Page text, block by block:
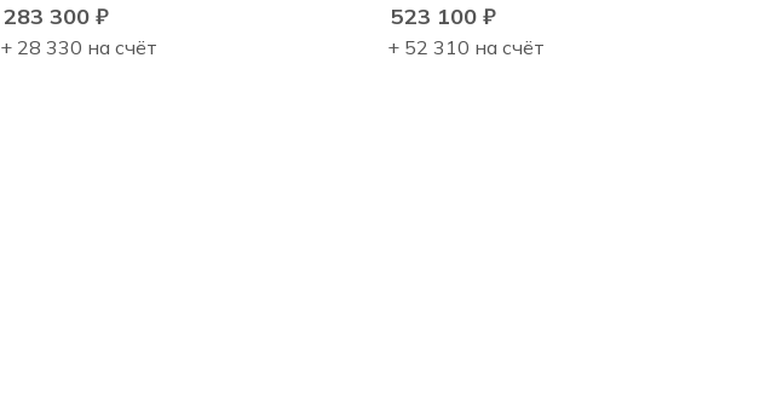
283 300₽
+ 28 330 на счёт
523 100 ₽
+ 52 310 на счёт